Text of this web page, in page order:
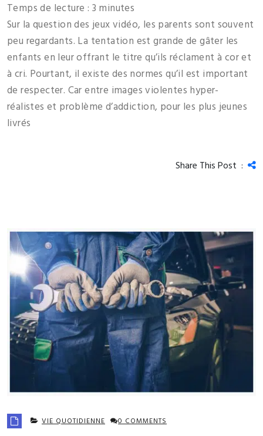
Temps de lecture : 3 minutes
Sur la question des jeux vidéo, les parents sont souvent
peu regardants. La tentation est grande de gâter les
enfants en leur offrant le titre qu’ils réclament à cor et
à cri. Pourtant, il existe des normes qu’il est important
de respecter. Car entre images violentes hyper-
réalistes et problème d’addiction, pour les plus jeunes
livrés
Share This Post :
VIE QUOTIDIENNE 0 COMMENTS